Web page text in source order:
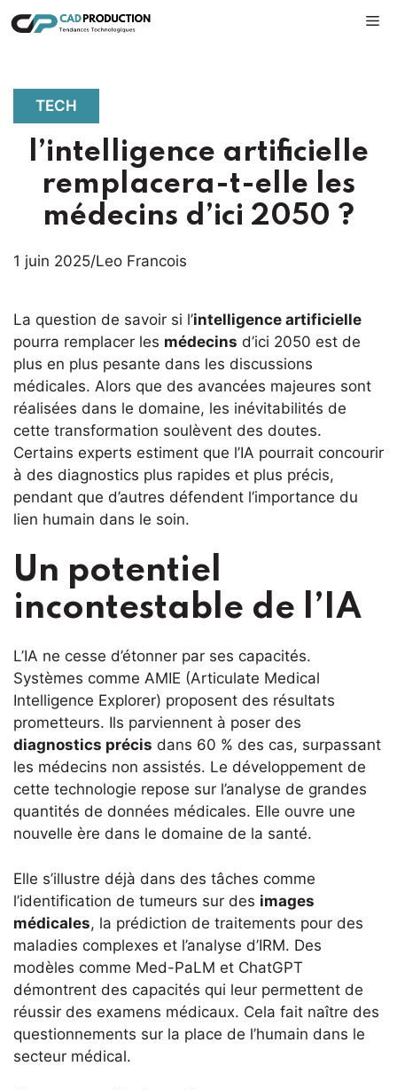
Aller
au
TECH
l’intelligence artificielle
remplacera-t-elle les
médecins d’ici 2050 ?
1 juin 2025/Leo Francois
La question de savoir si l’intelligence artificielle
pourra remplacer les médecins d’ici 2050 est de
plus en plus pesante dans les discussions
médicales. Alors que des avancées majeures sont
réalisées dans le domaine, les inévitabilités de
cette transformation soulèvent des doutes.
Certains experts estiment que l’IA pourrait concourir
à des diagnostics plus rapides et plus précis,
pendant que d’autres défendent l’importance du
lien humain dans le soin.
Un potentiel
incontestable de l’IA
L’IA ne cesse d’étonner par ses capacités.
Systèmes comme AMIE (Articulate Medical
Intelligence Explorer) proposent des résultats
prometteurs. Ils parviennent à poser des
diagnostics précis dans 60 % des cas, surpassant
les médecins non assistés. Le développement de
cette technologie repose sur l’analyse de grandes
quantités de données médicales. Elle ouvre une
nouvelle ère dans le domaine de la santé.
Elle s’illustre déjà dans des tâches comme
l’identification de tumeurs sur des images
médicales, la prédiction de traitements pour des
maladies complexes et l’analyse d’IRM. Des
modèles comme Med-PaLM et ChatGPT
démontrent des capacités qui leur permettent de
réussir des examens médicaux. Cela fait naître des
questionnements sur la place de l’humain dans le
secteur médical.